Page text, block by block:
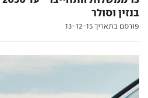
בנזין וסולר
פורסם בתאריך 13-12-15